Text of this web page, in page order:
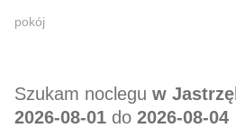
pokój
Szukam noclegu w
2026-08-01 do 2026-08-04